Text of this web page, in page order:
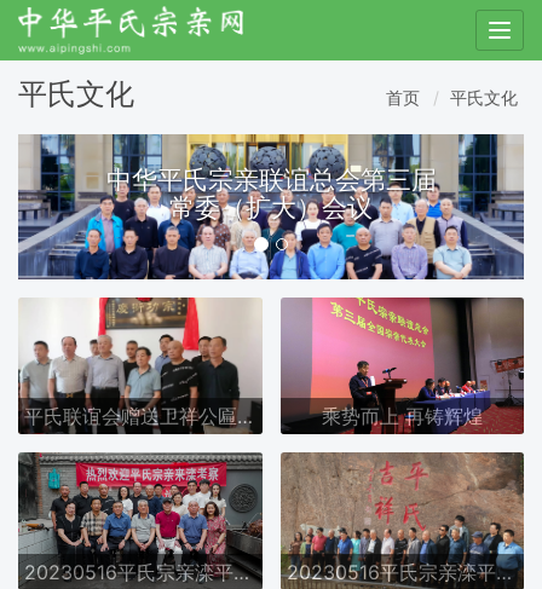
T
o
g
g
l
e
n
a
v
i
g
t
i
o
n
平氏文化 首页 平氏文化
中华平氏宗亲联谊总会第三届
常委（扩大）会议
平氏联谊会赠送卫祥公匾额仪式 乘势而上 再铸辉煌
20230516平氏宗亲滦平联谊记实 20230516平氏宗亲滦平联谊记实